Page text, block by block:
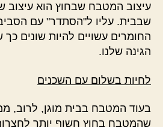
עיצוב המטבח שבחוץ הוא עיצוב
שבבית. עליו ל"הסתדר" עם
החומרים עשויים להיות שונים
הגינה שלנו.
לחיות בשלום עם השכנים
בעוד המטבח בבית מוגן, לרוב,
שהמטבח בחוץ חשוף יותר